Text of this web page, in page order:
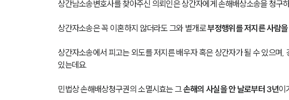
상간남소송변호사를 찾아주신 의뢰인은 상간자에게 손해배상소송을 청구
상간자소송은 꼭 이혼하지 않더라도 그와 별개로 부정행위를 저지른 사람
상간자소송에서 피고는 외도를 저지른 배우자 혹은 상간자가 될 수 있으며
있는데요.
민법상 손해배상청구권의 소멸시효는 그 손해의 사실을 안 날로부터 3년이